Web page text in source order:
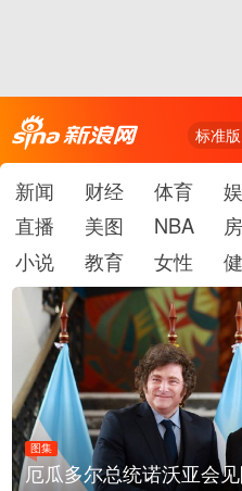
标准版
新闻 财经 体育
直播
美图 NBA
小说
教育 女性
图集
厄瓜多尔总统诺沃亚会